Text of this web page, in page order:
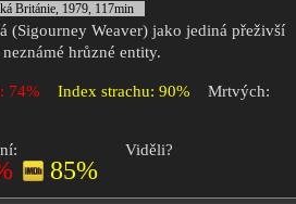
Británie, 1979, 117min
(Sigourney Weaver) jako jediná přeživší
hrůzné entity.
74% Index strachu: 90%
Mrtvých:
85%
Viděli?